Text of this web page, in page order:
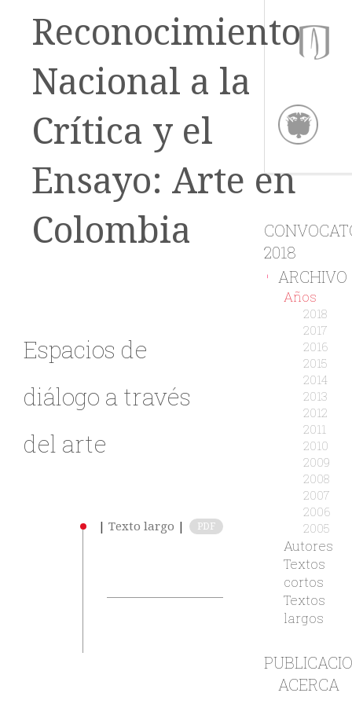
2018
- ARCHIVO
Años
2018
2017
2016
2015
2014
2013
2012
2011
2010
2009
2008
2007
2006
2005
Autores
Textos
cortos
Textos
largos
ACERCA
Reconocimiento
Nacional a la
Crítica y el
Ensayo: Arte en
Colombia
Espacios de
diálogo a través
del arte
| Texto largo | PDF